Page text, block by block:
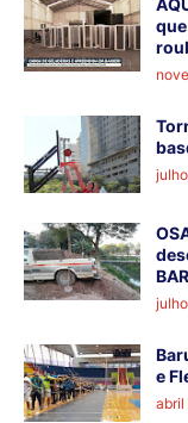
e
abril